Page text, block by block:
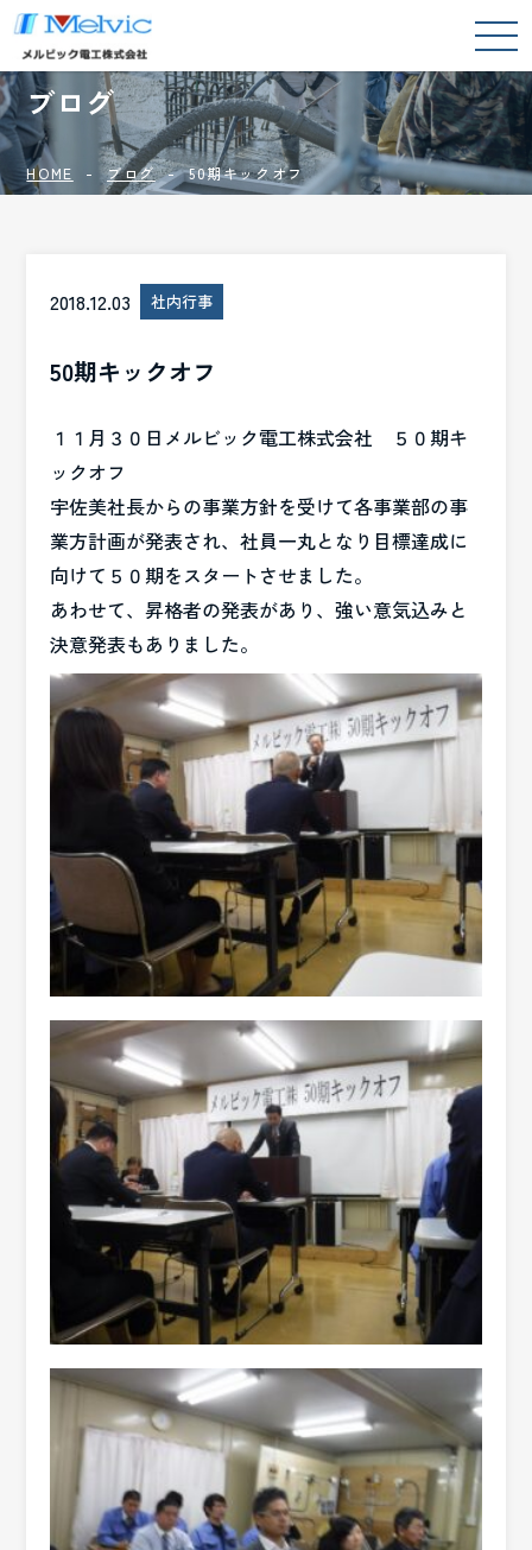
BLOG
ブログ
HOME ブログ 50期キックオフ
2018.12.03 社内行事
50期キックオフ
１１月３０日メルビック電工株式会社 ５０期キ
ックオフ
宇佐美社長からの事業方針を受けて各事業部の事
業方計画が発表され、社員一丸となり目標達成に
向けて５０期をスタートさせました。
あわせて、昇格者の発表があり、強い意気込みと
決意発表もありました。